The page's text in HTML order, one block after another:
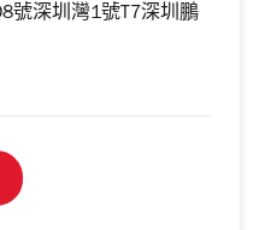
號深圳灣1號T7深圳鵬